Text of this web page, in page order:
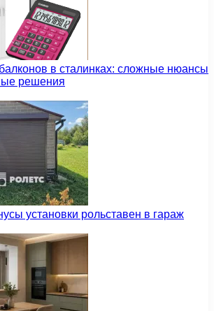
в сталинках: сложные нюансы
решения
установки рольставен в гараж